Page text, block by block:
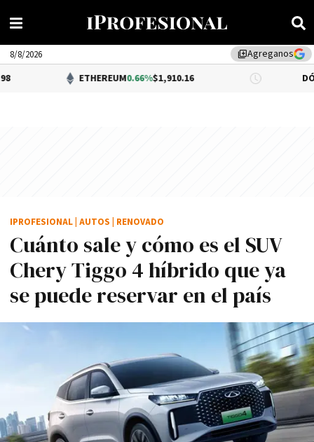
library_addAgreganos
8/8/2026
ETHEREUM 0.66%$1,910.16 DÓLAR BNA
Cuánto sale y cómo es el SUV
Chery Tiggo 4 híbrido que ya
se puede reservar en el país
IPROFESIONAL AUTOS RENOVADO